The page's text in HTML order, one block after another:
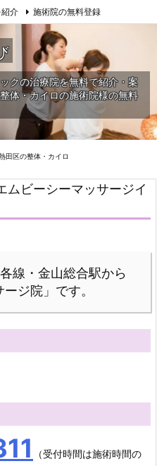
介 施術院の無料登録
クの治療院を無料で紹介・案
体・カイロの施術院様の無料
田区の整体・カイロ
ビーシーマッサージイ
線・金山総合駅から
ジ院」です。
（受付時間は施術時間の